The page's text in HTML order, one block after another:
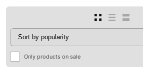
Only products on sale